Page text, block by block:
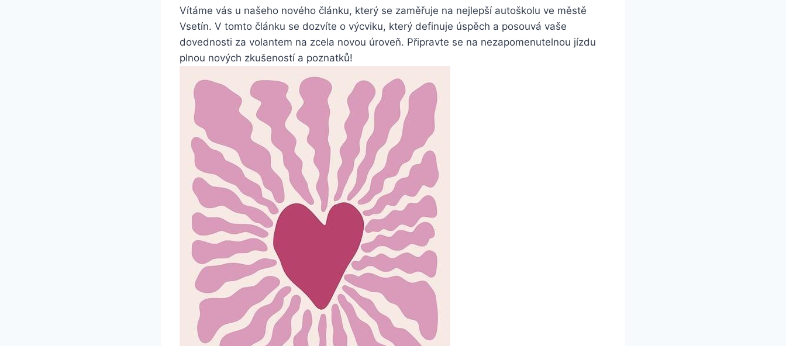
Vítáme vás u našeho nového článku, který se zaměřuje na nejlepší autoškolu ve městě
Vsetín. V tomto článku se dozvíte o výcviku, který definuje úspěch a posouvá vaše
dovednosti za volantem na zcela novou úroveň. Připravte se na nezapomenutelnou jízdu
plnou nových zkušeností a poznatků!